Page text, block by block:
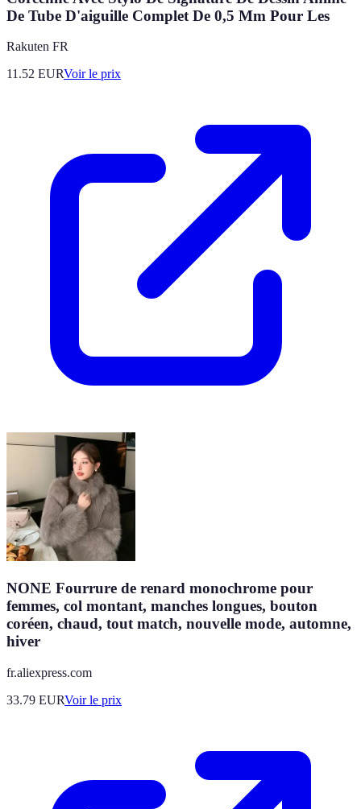
De Tube D'aiguille Complet De 0,5 Mm Pour Les
Rakuten FR
11.52 EURVoir le prix
NONE Fourrure de renard monochrome pour
femmes, col montant, manches longues, bouton
coréen, chaud, tout match, nouvelle mode, automne,
hiver
fr.aliexpress.com
33.79 EURVoir le prix